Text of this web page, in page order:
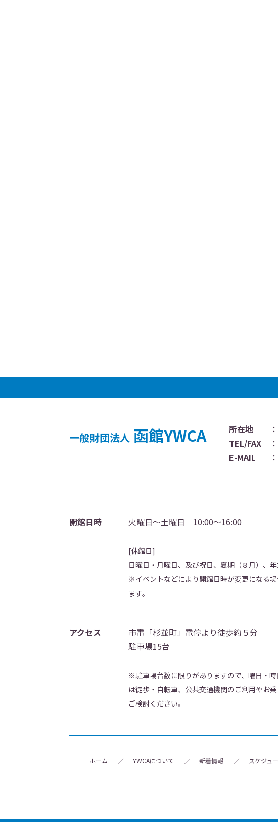
一般財団法人 函館YWCA 所在地
TEL/FAX
：
E-MAIL
：
開館日時 火曜日～土曜日 10:00～16:00
[休館日]
日曜日・月曜日、及び祝日、夏期（８月）、
※イベントなどにより開館日時が変更になる
ます。
アクセス
市電「杉並町」電停より徒歩約５分
駐車場15台
※駐車場台数に限りがありますので、曜日・時
は徒歩・自転車、公共交通機関のご利用やお
ご検討ください。
ホーム YWCAについて 新着情報 スケジュ